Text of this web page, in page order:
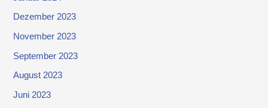
Dezember 2023
November 2023
September 2023
August 2023
Juni 2023